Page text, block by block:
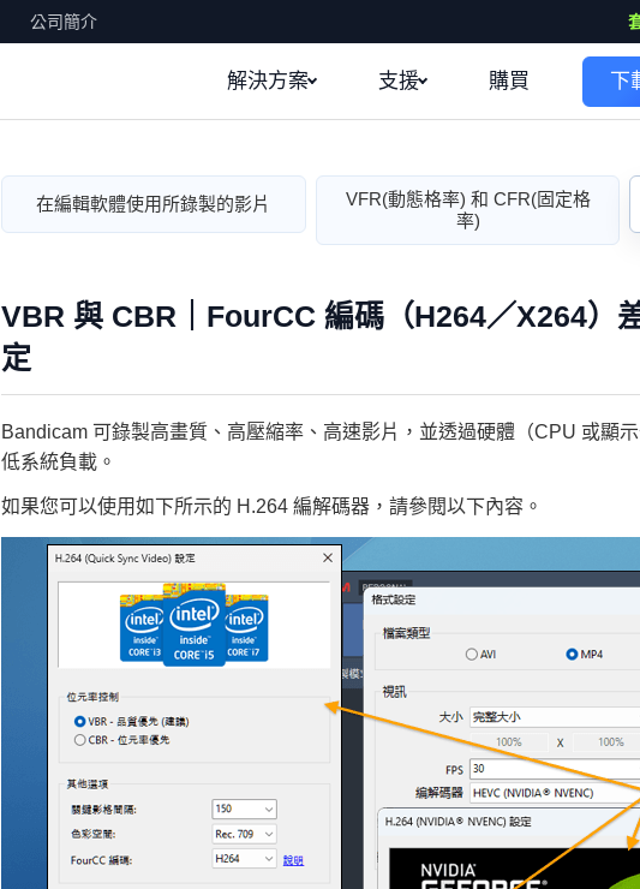
公司簡介
解決方案 支援 購買 下
在編輯軟體使用所錄製的影片
VFR(動態格率) 和 CFR(固定格
率)
VBR 與 CBR｜FourCC 編碼（H264／X264）
定
Bandicam 可錄製高畫質、高壓縮率、高速影片，並透過硬體（CPU 或顯
低系統負載。
如果您可以使用如下所示的 H.264 編解碼器，請參閱以下內容。